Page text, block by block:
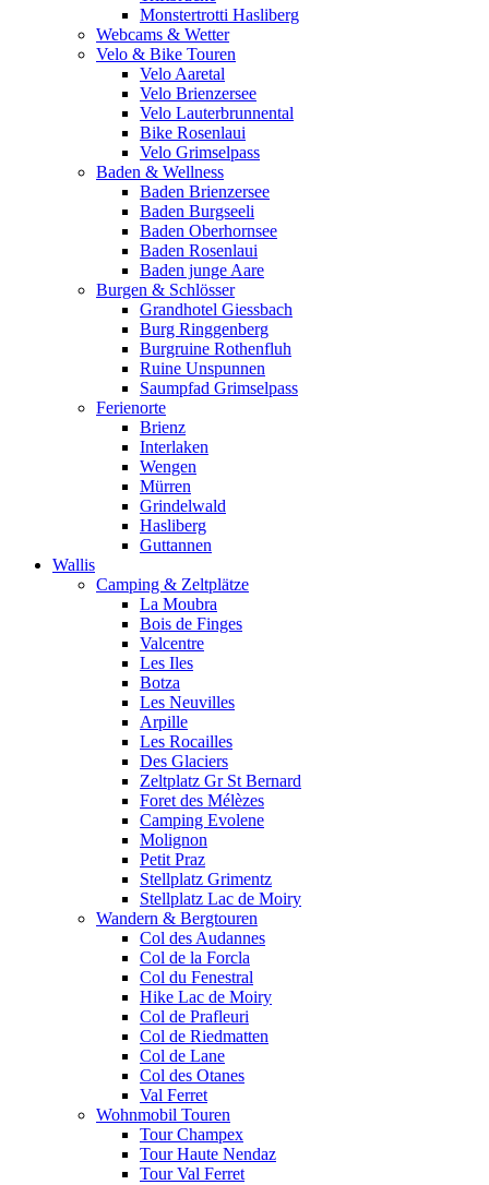
Monstertrotti Hasliberg
Webcams & Wetter
Velo & Bike Touren
Velo Aaretal
Velo Brienzersee
Velo Lauterbrunnental
Bike Rosenlaui
Velo Grimselpass
Baden & Wellness
Baden Brienzersee
Baden Burgseeli
Baden Oberhornsee
Baden Rosenlaui
Baden junge Aare
Burgen & Schlösser
Grandhotel Giessbach
Burg Ringgenberg
Burgruine Rothenfluh
Ruine Unspunnen
Saumpfad Grimselpass
Ferienorte
Brienz
Interlaken
Wengen
Mürren
Grindelwald
Hasliberg
Guttannen
Wallis
Camping & Zeltplätze
La Moubra
Bois de Finges
Valcentre
Les Iles
Botza
Les Neuvilles
Arpille
Les Rocailles
Des Glaciers
Zeltplatz Gr St Bernard
Foret des Mélèzes
Camping Evolene
Molignon
Petit Praz
Stellplatz Grimentz
Stellplatz Lac de Moiry
Wandern & Bergtouren
Col des Audannes
Col de la Forcla
Col du Fenestral
Hike Lac de Moiry
Col de Prafleuri
Col de Riedmatten
Col de Lane
Col des Otanes
Val Ferret
Wohnmobil Touren
Tour Champex
Tour Haute Nendaz
Tour Val Ferret